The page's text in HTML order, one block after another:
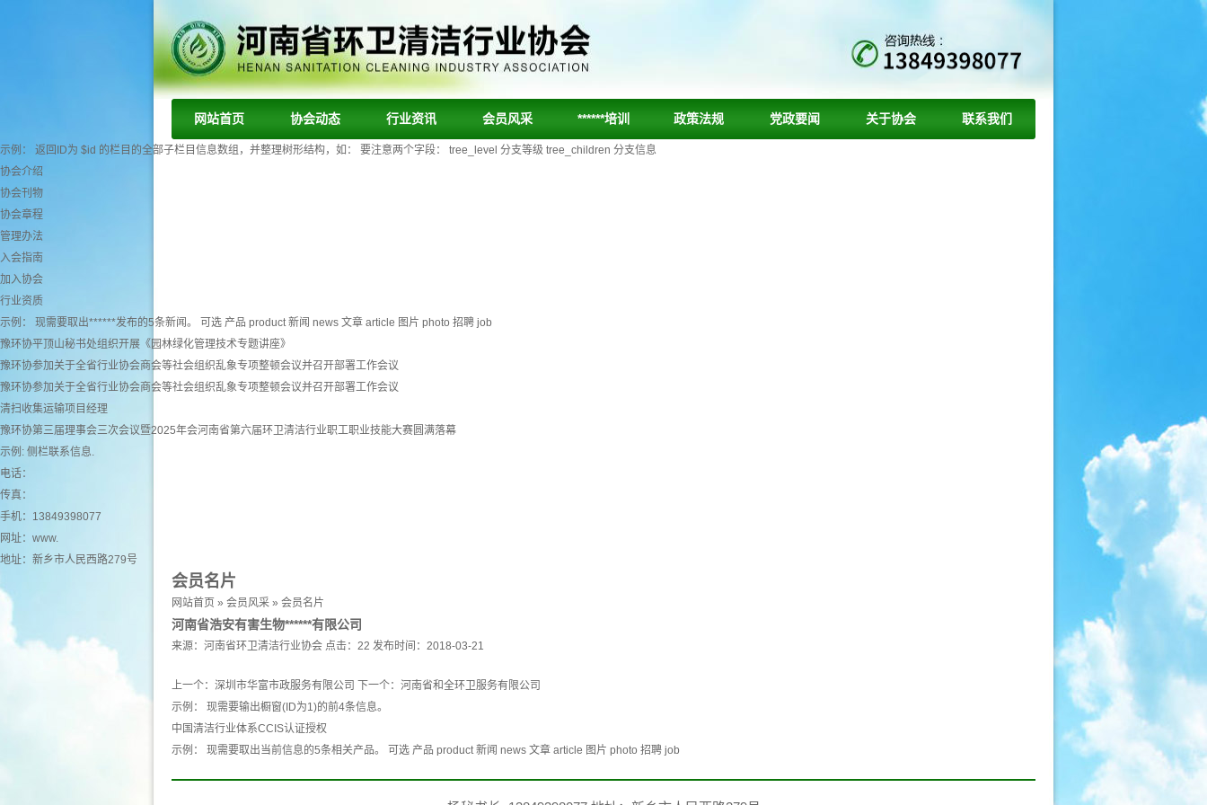
网站首页 协会动态 行业资讯 会员风采 ******培训 政策法规 党政要闻 关于协会 联系我们
示例： 返回ID为 $id 的栏目的全部子栏目信息数组，并整理树形结构，如： 要注意两个字段： tree_level 分支等级 tree_children 分支信息
协会介绍
协会刊物
协会章程
管理办法
入会指南
加入协会
行业资质
示例： 现需要取出******发布的5条新闻。 可选 产品 product 新闻 news 文章 article 图片 photo 招聘 job
豫环协平顶山秘书处组织开展《园林绿化管理技术专题讲座》
豫环协参加关于全省行业协会商会等社会组织乱象专项整顿会议并召开部署工作会议
豫环协参加关于全省行业协会商会等社会组织乱象专项整顿会议并召开部署工作会议
清扫收集运输项目经理
豫环协第三届理事会三次会议暨2025年会河南省第六届环卫清洁行业职工职业技能大赛圆满落幕
示例: 侧栏联系信息.
电话：
传真：
手机：13849398077
网址： www.
地址：新乡市人民西路279号
会员名片
网站首页 » 会员风采 » 会员名片
河南省浩安有害生物******有限公司
来源： 河南省环卫清洁行业协会 点击：22 发布时间：2018-03-21
上一个： 深圳市华富市政服务有限公司 下一个： 河南省和全环卫服务有限公司
示例： 现需要输出橱窗(ID为1)的前4条信息。
中国清洁行业体系CCIS认证授权
示例： 现需要取出当前信息的5条相关产品。 可选 产品 product 新闻 news 文章 article 图片 photo 招聘 job